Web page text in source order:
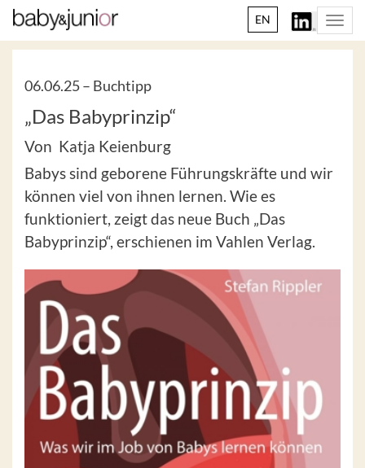
EN
06.06.25 – Buchtipp
„Das Babyprinzip“
Von Katja Keienburg
Babys sind geborene Führungskräfte und wir
können viel von ihnen lernen. Wie es
funktioniert, zeigt das neue Buch „Das
Babyprinzip“, erschienen im Vahlen Verlag.